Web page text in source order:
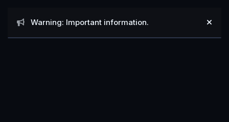
Warning: Important information.
Hide